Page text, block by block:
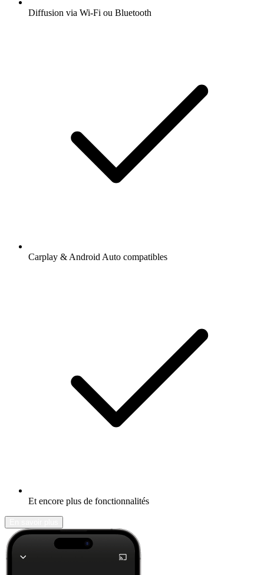
Diffusion via Wi-Fi ou Bluetooth
Carplay & Android Auto compatibles
Et encore plus de fonctionnalités